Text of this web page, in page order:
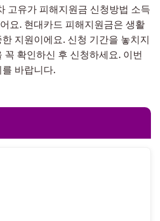
고유가 피해지원금 신청방법 소득
요. 현대카드 피해지원금은 생활
지원이에요. 신청 기간을 놓치지
확인하신 후 신청하세요. 이번
바랍니다.